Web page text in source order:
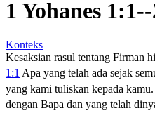
1 Yohanes
Konteks
Kesaksian rasul tentang Firman
1:1 Apa yang telah ada sejak
yang kami tuliskan kepada kamu.
dengan Bapa dan yang telah